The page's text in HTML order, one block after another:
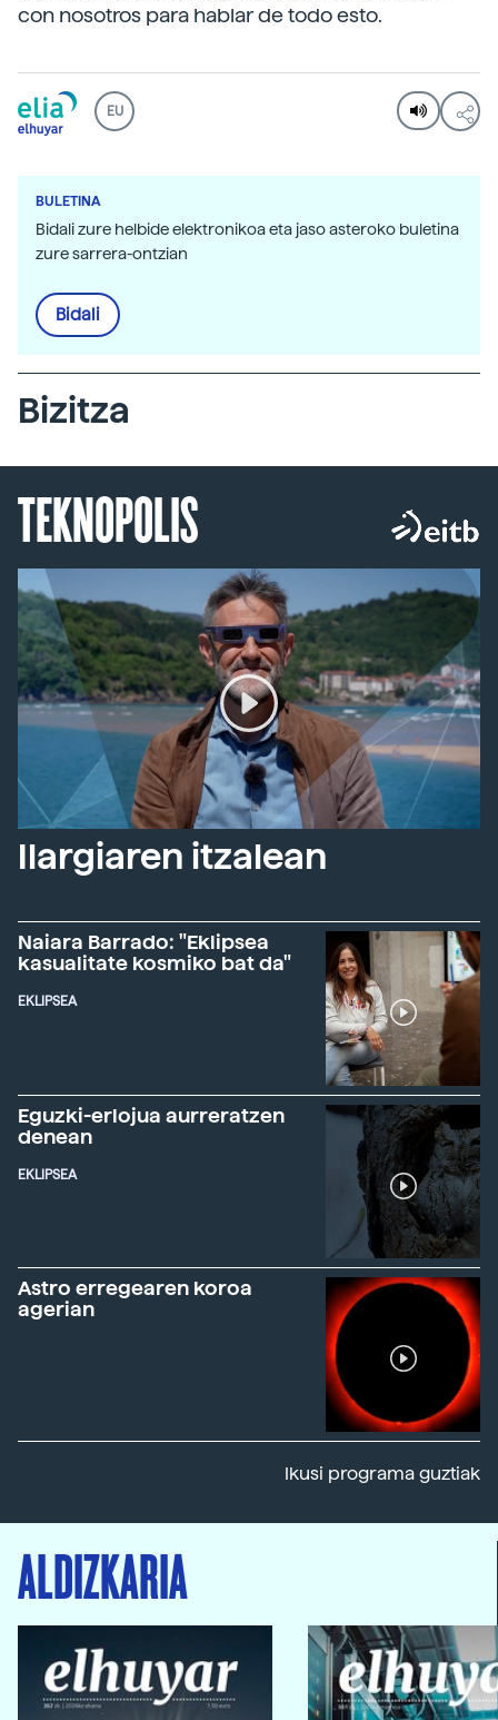
con nosotros para hablar de todo esto.
EU
BULETINA
Bidali zure helbide elektronikoa eta jaso asteroko buletina
zure sarrera-ontzian
Bidali
Bizitza
TEKNOPOLIS
Ilargiaren itzalean
Naiara Barrado: "Eklipsea
kasualitate kosmiko bat da"
EKLIPSEA
Eguzki-erlojua aurreratzen
denean
EKLIPSEA
Astro erregearen koroa
agerian
Ikusi programa guztiak
ALDIZKARIA